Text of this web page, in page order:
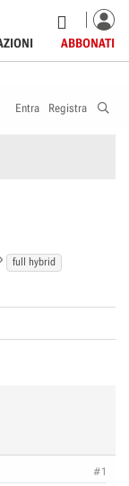
ABBONATI
MEMBRI
Entra Registra
T
g
full hybrid
#1